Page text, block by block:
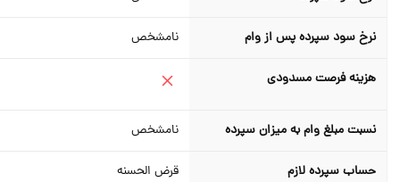
نرخ سود سپرده پس از وام نامشخص
هزینه فرصت مسدودی
نسبت مبلغ وام به میزان سپرده نامشخص
حساب سپرده لازم قرض الحسنه